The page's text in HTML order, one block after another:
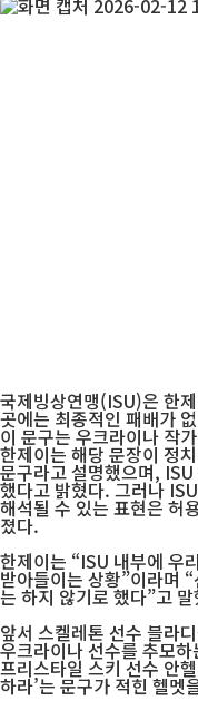
국제빙상연맹(ISU)은 한
곳에는 최종적인 패배가
이 문구는 우크라이나 작
한제이는 해당 문장이 정
문구라고 설명했으며,
했다고 밝혔다. 그러나
해석될 수 있는 표현은 허
졌다.
한제이는 “ISU 내부에 우
받아들이는 상황”이라며
는 하지 않기로 했다”고
앞서 스켈레톤 선수 블라
우크라이나 선수를 추모
프리스타일 스키 선수 안
하라’는 문구가 적힌 헬멧